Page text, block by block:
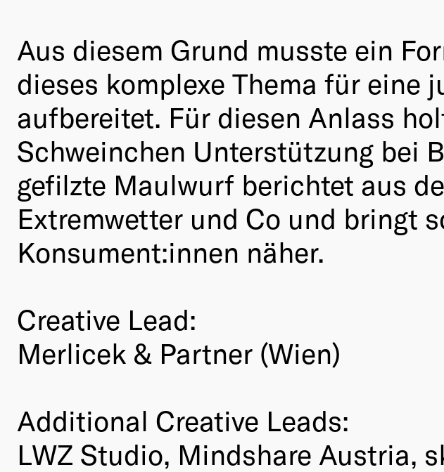
Aus diesem Grund musste ein
dieses komplexe Thema für eine
aufbereitet. Für diesen Anlass
Schweinchen Unterstützung bei
gefilzte Maulwurf berichtet aus
Extremwetter und Co und bringt
Konsument:innen näher.
Creative Lead:
Merlicek & Partner (Wien)
Additional Creative Leads:
LWZ Studio, Mindshare Austria,